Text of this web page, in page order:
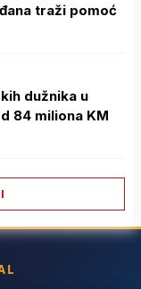
traži pomoć
dužnika u
84 miliona KM